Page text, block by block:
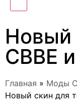
Новый
CBBE
Главная » Моды
Новый скин для